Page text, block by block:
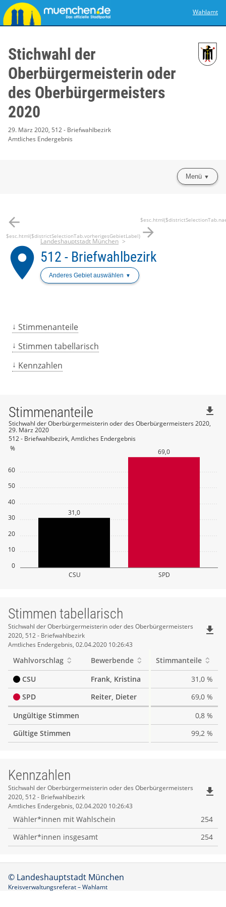
Wahlamt
Stichwahl der
Oberbürgermeisterin oder
des Oberbürgermeisters
2020
29. März 2020, 512 - Briefwahlbezirk
Amtliches Endergebnis
Menü
arrow_back
$esc.html($districtSelectionTab.vorherigesGebietLabel) arrow_forward
place
Landeshauptstadt München
512 - Briefwahlbezirk
Anderes Gebiet auswählen
Stimmenanteile
Stimmen tabellarisch
Kennzahlen
0
10
20
30
40
50
60
%
CSU SPD
31,0
69,0
Stimmenanteile
Stichwahl der Oberbürgermeisterin oder des Oberbürgermeisters 2020,
29. März 2020
512 - Briefwahlbezirk, Amtliches Endergebnis
file_download
Stimmen tabellarisch
Stimmen
tabellarisch
Stichwahl der Oberbürgermeisterin oder des Oberbürgermeisters
2020, 512 - Briefwahlbezirk
Amtliches Endergebnis, 02.04.2020 10:26:43
file_download
Wahlvorschlag Bewerbende
Stimmanteile
CSU
Frank, Kristina
31,0 %
SPD
Reiter, Dieter
69,0 %
Ungültige Stimmen
0,8 %
Gültige Stimmen
99,2 %
Kennzahlen
Kennzahlen
Stichwahl der Oberbürgermeisterin oder des Oberbürgermeisters
2020, 512 - Briefwahlbezirk
Amtliches Endergebnis, 02.04.2020 10:26:43
file_download
Wähler*innen mit Wahlschein
254
Wähler*innen insgesamt
254
© Landeshauptstadt München
Kreisverwaltungsreferat – Wahlamt